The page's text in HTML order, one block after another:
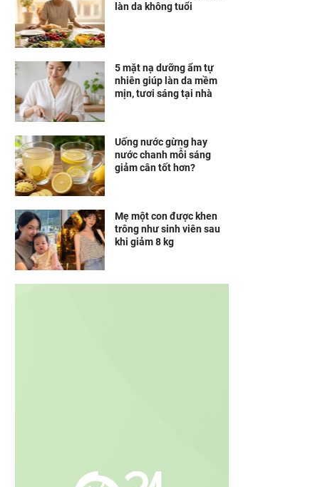
làn da không tuổi
5 mặt nạ dưỡng ẩm tự
nhiên giúp làn da mềm
mịn, tươi sáng tại nhà
Uống nước gừng hay
nước chanh mỗi sáng
giảm cân tốt hơn?
Mẹ một con được khen
trông như sinh viên sau
khi giảm 8 kg